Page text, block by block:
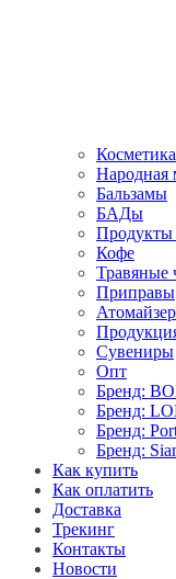
Косметика
Народная
Бальзамы
БАДы
Продукты
Кофе
Травяные
Приправы
Сувениры
Опт
Бренд:
Бренд:
Бренд:
Бренд:
Как купить
Как оплатить
Доставка
Трекинг
Контакты
Новости